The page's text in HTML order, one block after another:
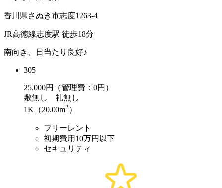
香川県さぬき市志度1263-4
JR高徳線志度駅 徒歩18分
南向き、日当たり良好♪
305
25,000円（管理費：0円）
敷無し 礼無し
1K（20.00m2 ）
フリーレント
初期費用10万円以下
セキュリティ